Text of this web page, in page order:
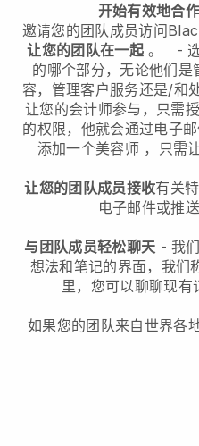
开始有效地合
邀请您的团队成员访问
让您的团队在一起。 -
的哪个部分，无论他们是
容，管理客户服务还是/和
让您的会计师参与，只需
的权限，他就会通过电子
添加一个美容师 ，只需
让您的团队成员接收有关
电子邮件或推
与团队成员轻松聊天 - 我
想法和笔记的界面，我们
里，您可以聊聊现有
如果您的团队来自世界各